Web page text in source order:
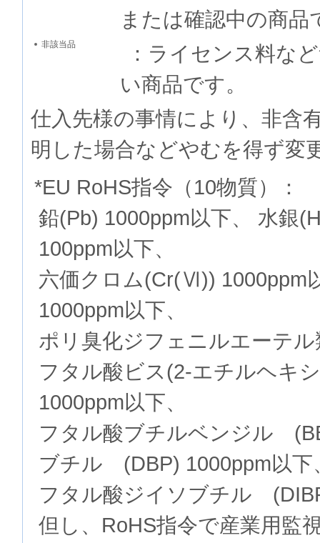
または確認中の商品
非該当品
：ライセンス料な
い商品です。
仕入先様の事情により、非含
明した場合などやむを得ず変
*EU RoHS指令（10物質）：
鉛(Pb) 1000ppm以下、 水銀
100ppm以下、
六価クロム(Cr(Ⅵ)) 1000ppm
1000ppm以下、
ポリ臭化ジフェニルエーテ
フタル酸ビス(2-エチルヘ
1000ppm以下、
フタル酸ブチルベンジル
ブチル (DBP) 1000ppm以下
フタル酸ジイソブチル
但し、RoHS指令で産業用監